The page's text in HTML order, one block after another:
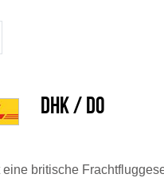
DHK / DO
eine britische